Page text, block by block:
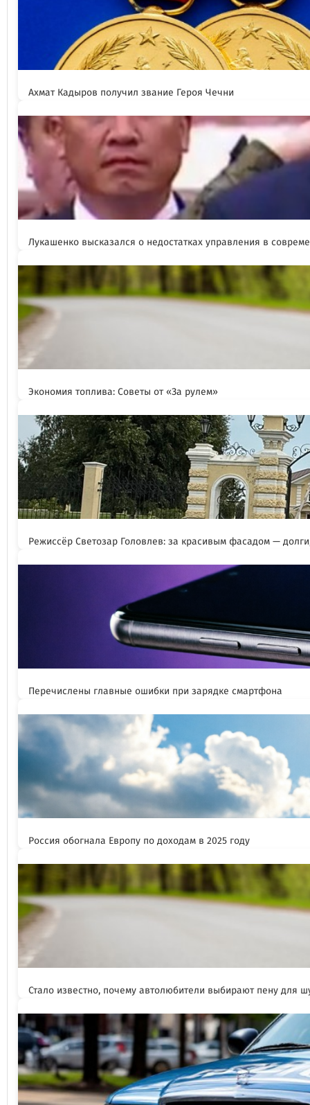
Ахмат Кадыров получил звание Героя Чечни
Лукашенко высказался о недостатках управления в
Экономия топлива: Советы от «За рулем»
Режиссёр Светозар Головлев: за красивым фасадом —
Перечислены главные ошибки при зарядке смартфона
Россия обогнала Европу по доходам в 2025 году
Стало известно, почему автолюбители выбирают пену для